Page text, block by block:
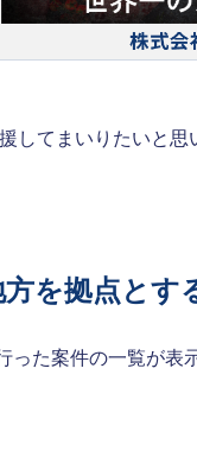
てまいりたいと思
を拠点とす
た案件の一覧が表